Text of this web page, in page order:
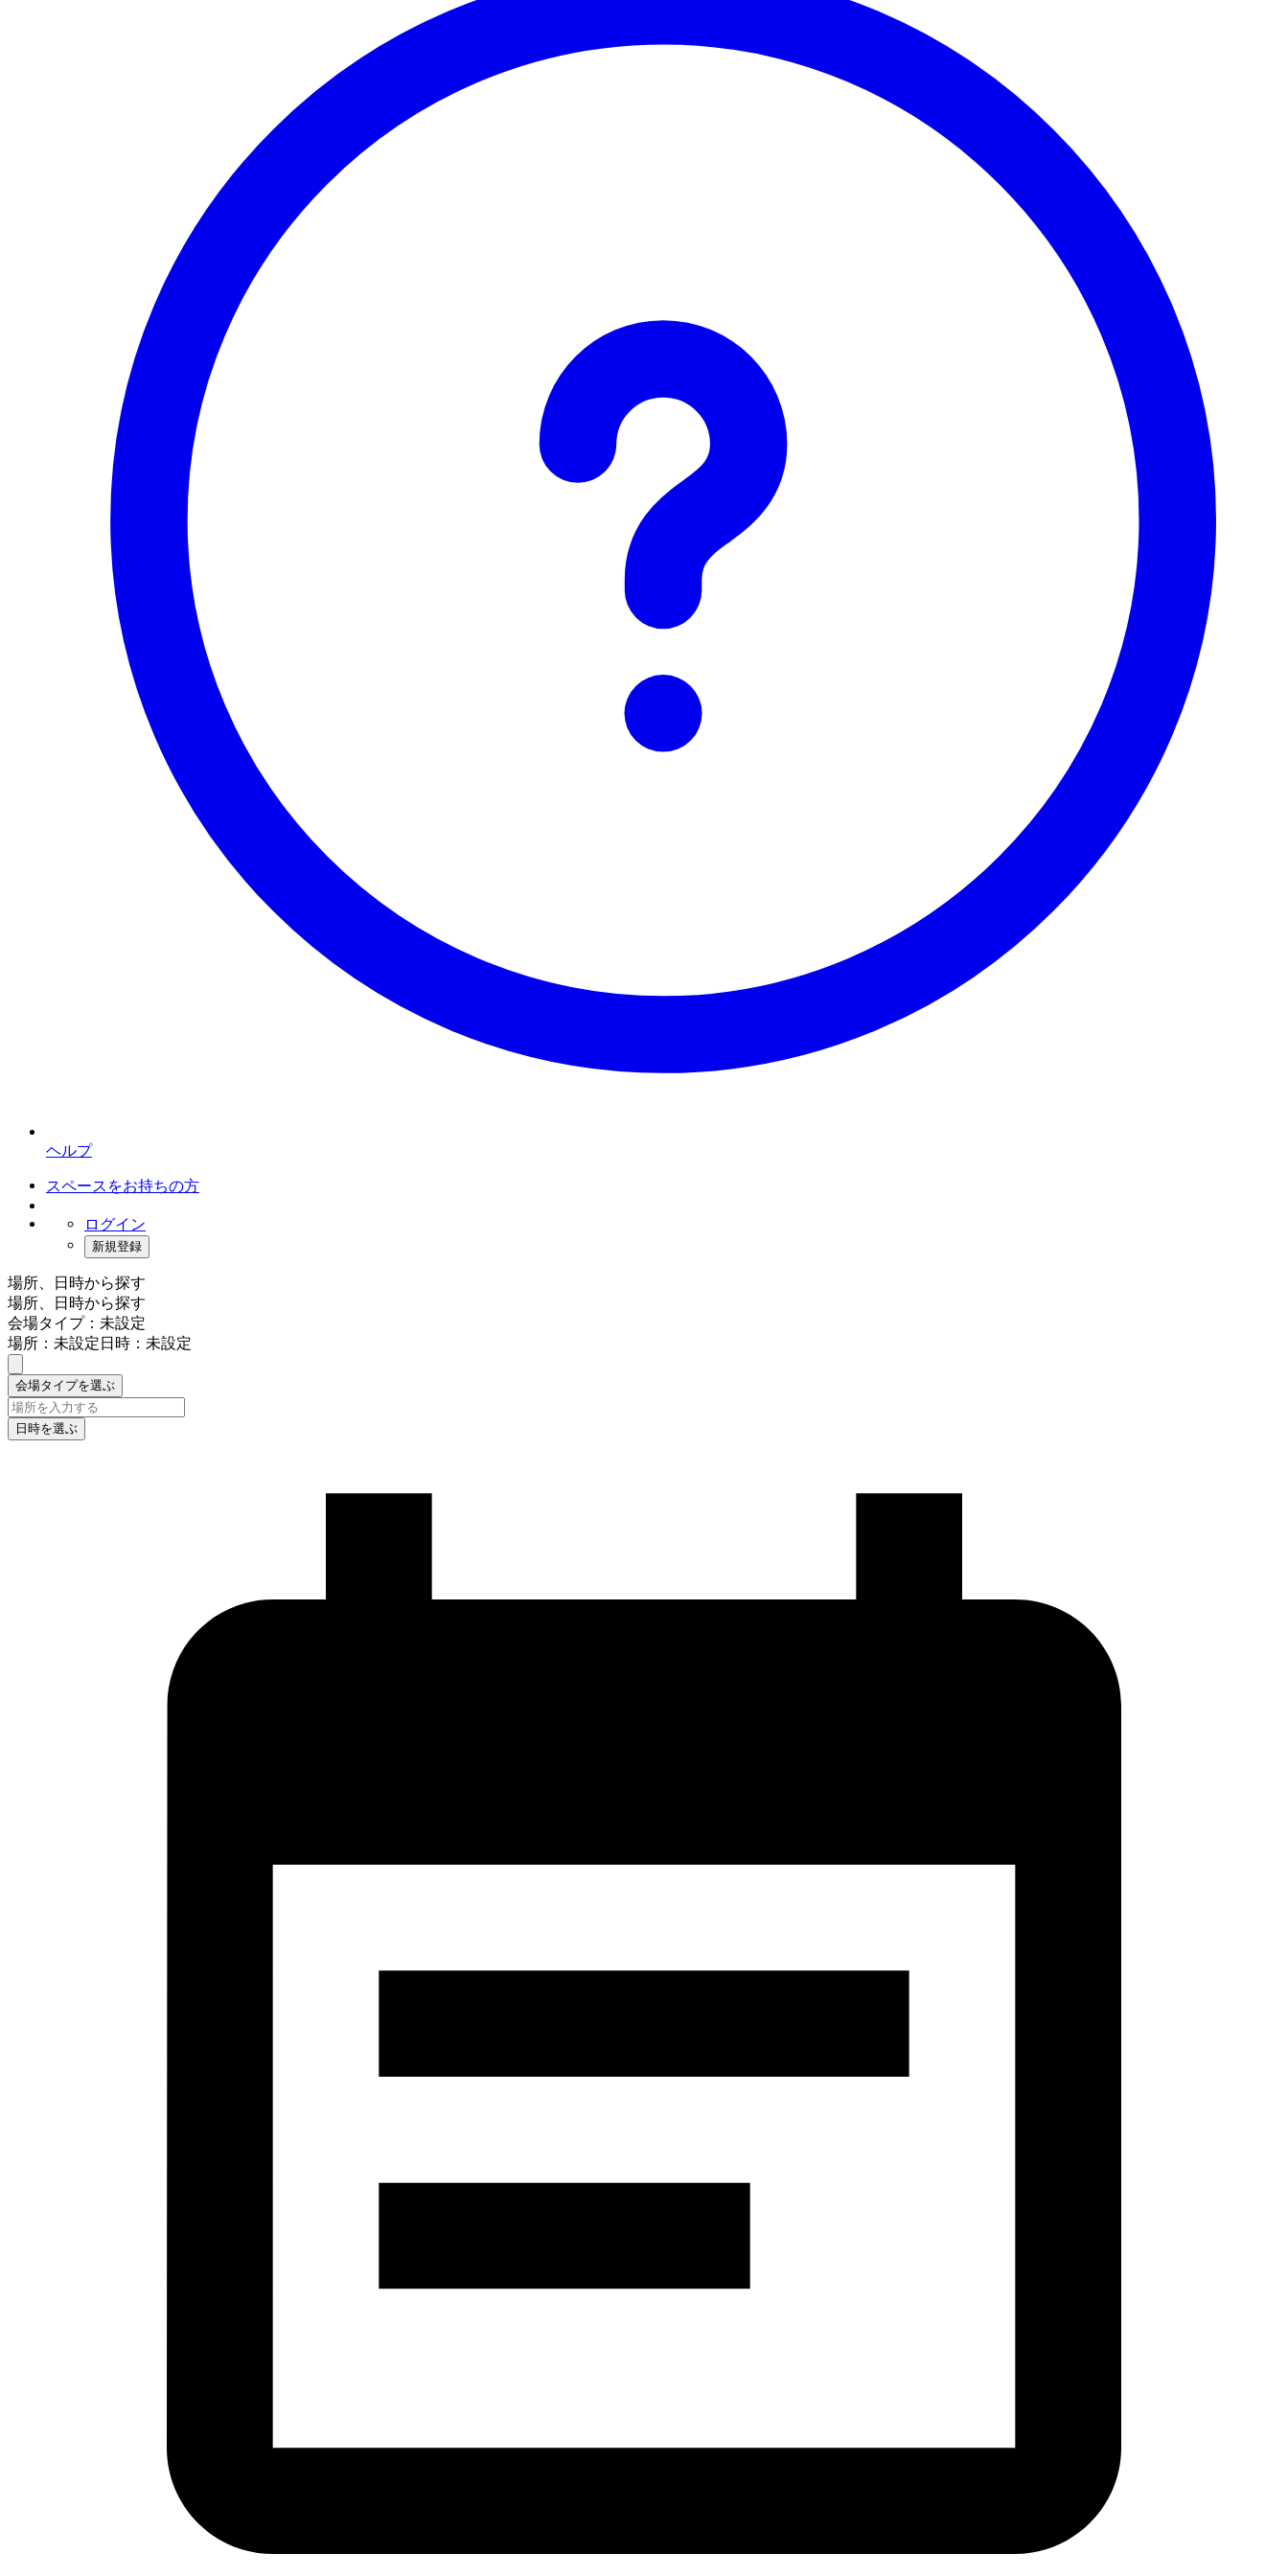
ヘルプ
スペースをお持ちの方
ログイン
新規登録
場所、日時から探す
場所、日時から探す
会場タイプ：未設定
場所：未設定日時：未設定
会場タイプを選ぶ
日時を選ぶ